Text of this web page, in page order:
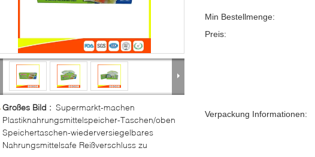
Großes Bild : Supermarkt-machen
Plastiknahrungsmittelspeicher-Taschen/oben
Speichertaschen-wiederversiegelbares
Nahrungsmittelsafe Reißverschluss zu
Min Bestellmenge:
Preis:
Verpackung Informationen: